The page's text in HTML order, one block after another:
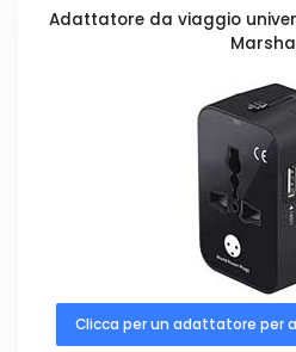
Adattatore da viaggio
Clicca per un adattatore per